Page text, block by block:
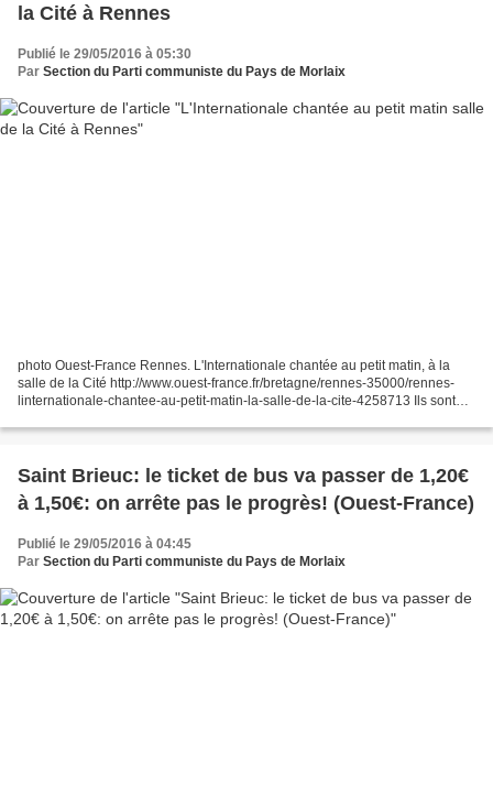
la Cité à Rennes
Publié le 29/05/2016 à 05:30
Par Section du Parti communiste du Pays de Morlaix
photo Ouest-France Rennes. L'Internationale chantée au petit matin, à la
salle de la Cité http://www.ouest-france.fr/bretagne/rennes-35000/rennes-
linternationale-chantee-au-petit-matin-la-salle-de-la-cite-4258713 Ils sont
Saint Brieuc: le ticket de bus va passer de 1,20€
à 1,50€: on arrête pas le progrès! (Ouest-France)
Publié le 29/05/2016 à 04:45
Par Section du Parti communiste du Pays de Morlaix